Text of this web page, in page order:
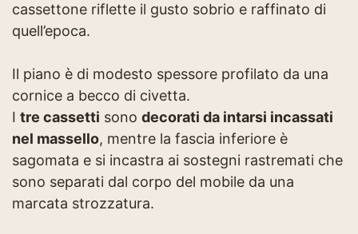
cassettone riflette il gusto sobrio e raffinato di
quell’epoca.
Il piano è di modesto spessore profilato da una
cornice a becco di civetta.
I tre cassetti sono decorati da intarsi incassati
nel massello, mentre la fascia inferiore è
sagomata e si incastra ai sostegni rastremati che
sono separati dal corpo del mobile da una
marcata strozzatura.